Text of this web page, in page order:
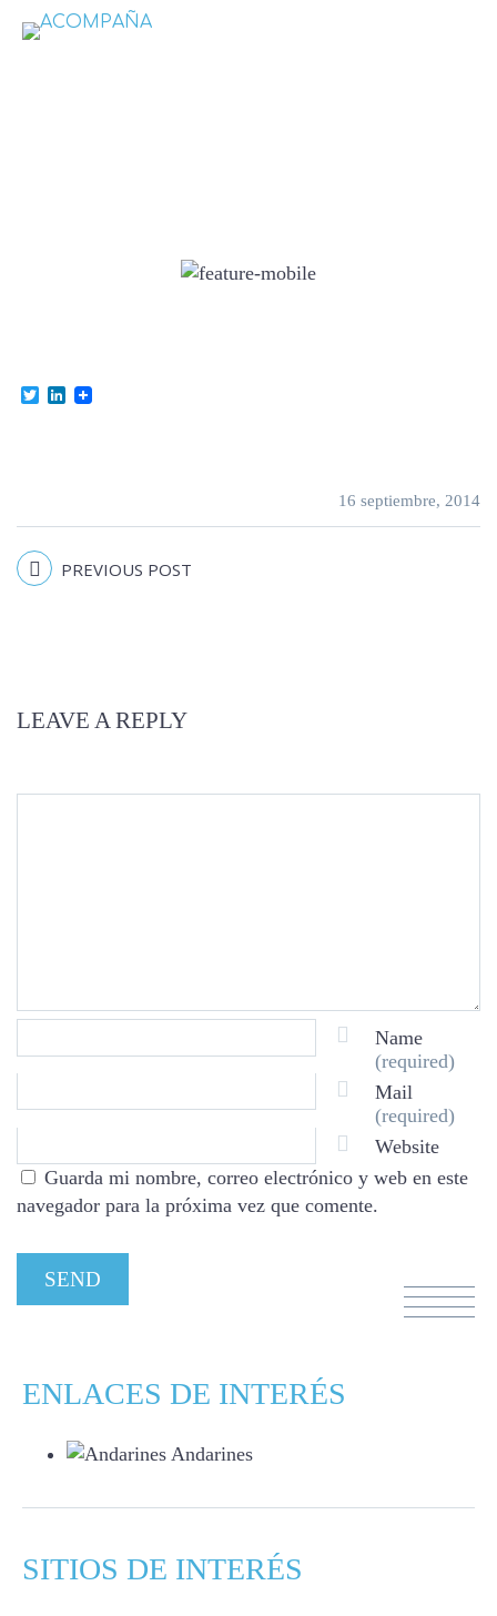
TwitterLinkedIn
16 septiembre, 2014
PREVIOUS POST
LEAVE A REPLY
Name
(required)
Mail
(required)
Website
Guarda mi nombre, correo electrónico y web en este
navegador para la próxima vez que comente.
ENLACES DE INTERÉS
Andarines
SITIOS DE INTERÉS